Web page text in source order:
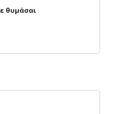
θυμάσαι